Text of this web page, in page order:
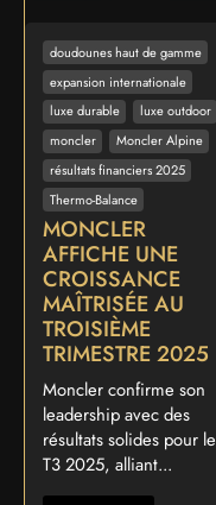
doudounes haut de gamme
expansion internationale
luxe durable
luxe outdoor
moncler
Moncler Alpine
résultats financiers 2025
Thermo-Balance
MONCLER
AFFICHE UNE
CROISSANCE
MAÎTRISÉE AU
TROISIÈME
TRIMESTRE 2025
Moncler confirme son
leadership avec des
résultats solides pour le
T3 2025, alliant...